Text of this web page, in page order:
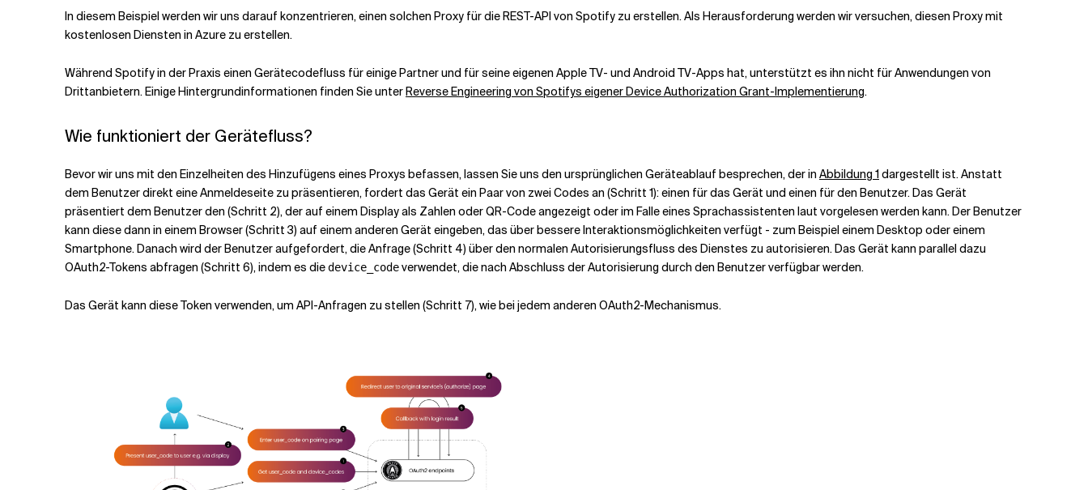
In diesem Beispiel werden wir uns darauf konzentrieren, einen solchen Proxy für die REST-API von Spotify zu erstellen. Als Herausforderung werden wir versuchen, diesen Proxy mit
kostenlosen Diensten in Azure zu erstellen.
Während Spotify in der Praxis einen Gerätecodefluss für einige Partner und für seine eigenen Apple TV- und Android TV-Apps hat, unterstützt es ihn nicht für Anwendungen von
Drittanbietern. Einige Hintergrundinformationen finden Sie unterReverse Engineering von Spotifys eigener Device Authorization Grant-Implementierung.
Wie funktioniert der Gerätefluss?
Bevor wir uns mit den Einzelheiten des Hinzufügens eines Proxys befassen, lassen Sie uns den ursprünglichen Geräteablauf besprechen, der in Abbildung 1dargestellt ist. Anstatt
dem Benutzer direkt eine Anmeldeseite zu präsentieren, fordert das Gerät ein Paar von zwei Codes an (Schritt 1): einen für das Gerät und einen für den Benutzer. Das Gerät
präsentiert dem Benutzer den (Schritt 2), der auf einem Display als Zahlen oder QR-Code angezeigt oder im Falle eines Sprachassistenten laut vorgelesen werden kann. Der Benutzer
kann diesedann in einem Browser (Schritt 3) auf einem anderen Gerät eingeben, das über bessere Interaktionsmöglichkeiten verfügt - zum Beispiel einem Desktop oder einem
Smartphone. Danach wird der Benutzer aufgefordert, die Anfrage (Schritt 4) über den normalen Autorisierungsfluss des Dienstes zu autorisieren. Das Gerät kann parallel dazu
OAuth2-Tokens abfragen (Schritt 6), indem es diedevice_codeverwendet, die nach Abschluss der Autorisierung durch den Benutzer verfügbar werden.
Das Gerät kann diese Token verwenden, um API-Anfragen zu stellen (Schritt 7), wie bei jedem anderen OAuth2-Mechanismus.